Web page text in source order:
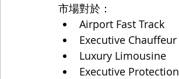
市場對於：
Airport Fast Track
Executive Chauffeur
Luxury Limousine
Executive Protection